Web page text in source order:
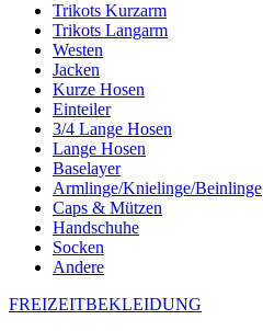
Trikots Kurzarm
Trikots Langarm
Westen
Jacken
Kurze Hosen
Einteiler
3/4 Lange Hosen
Lange Hosen
Baselayer
Armlinge/Knielinge/Beinlinge
Caps & Mützen
Handschuhe
Socken
Andere
FREIZEITBEKLEIDUNG